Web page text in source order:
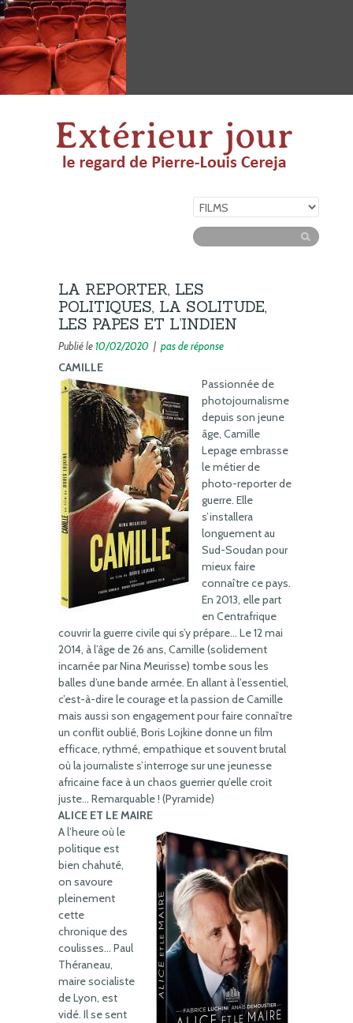
LA REPORTER, LES
POLITIQUES, LA SOLITUDE,
LES PAPES ET L’INDIEN
Publié le10/02/2020 | pas de réponse
CAMILLE
Passionnée de
photojournalisme
depuis son jeune
âge, Camille
Lepage embrasse
le métier de
photo-reporter de
guerre. Elle
s’installera
longuement au
Sud-Soudan pour
mieux faire
connaître ce pays.
En 2013, elle part
en Centrafrique
couvrir la guerre civile qui s’y prépare… Le 12 mai
2014, à l’âge de 26 ans, Camille (solidement
incarnée par Nina Meurisse) tombe sous les
balles d’une bande armée. En allant à l’essentiel,
c’est-à-dire le courage et la passion de Camille
mais aussi son engagement pour faire connaître
un conflit oublié, Boris Lojkine donne un film
efficace, rythmé, empathique et souvent brutal
où la journaliste s’interroge sur une jeunesse
africaine face à un chaos guerrier qu’elle croit
juste… Remarquable ! (Pyramide)
ALICE ET LE MAIRE
A l’heure où le
politique est
bien chahuté,
on savoure
pleinement
cette
chronique des
coulisses… Paul
Théraneau,
maire socialiste
de Lyon, est
vidé. Il se sent